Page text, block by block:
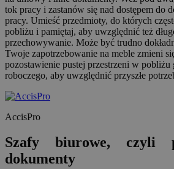
tok pracy i zastanów się nad dostępem do
pracy. Umieść przedmioty, do których
pobliżu i pamiętaj, aby uwzględnić też
przechowywanie. Może być trudno
Twoje zapotrzebowanie na meble zmieni
pozostawienie pustej przestrzeni w pobliżu
roboczego, aby uwzględnić przyszłe
AccisPro
Szafy biurowe, czyli
dokumenty